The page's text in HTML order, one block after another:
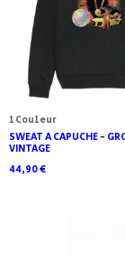
1 Couleur
SWEAT À CAPUCHE -
VINTAGE
44,90 €